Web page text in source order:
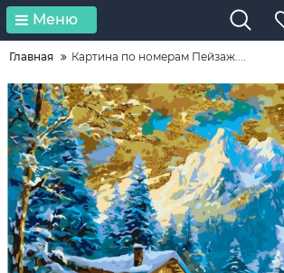
Меню
Главная Картина по номерам Пейзаж....